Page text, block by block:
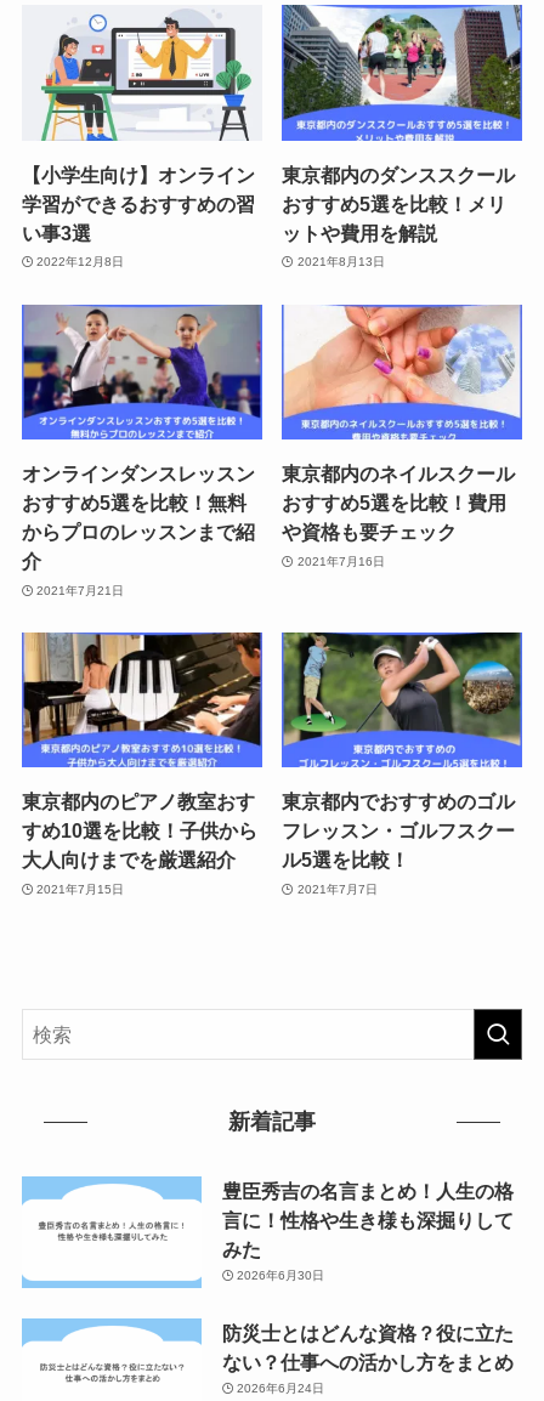
【小学生向け】オンライン
学習ができるおすすめの習
い事3選
2022年12月8日
東京都内のダンススクール
おすすめ5選を比較！メリ
ットや費用を解説
2021年8月13日
オンラインダンスレッスン
おすすめ5選を比較！無料
からプロのレッスンまで紹
介
2021年7月21日
東京都内のネイルスクール
おすすめ5選を比較！費用
や資格も要チェック
2021年7月16日
東京都内のピアノ教室おす
すめ10選を比較！子供から
大人向けまでを厳選紹介
2021年7月15日
東京都内でおすすめのゴル
フレッスン・ゴルフスクー
ル5選を比較！
2021年7月7日
新着記事
豊臣秀吉の名言まとめ！人生の格
言に！性格や生き様も深掘りして
みた
2026年6月30日
防災士とはどんな資格？役に立た
ない？仕事への活かし方をまとめ
2026年6月24日